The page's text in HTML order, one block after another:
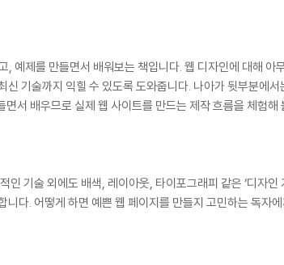
예제를 만들면서 배워보는 책입니다. 웹 디자인에 대해
기술까지 익힐 수 있도록 도와줍니다. 나아가 뒷부분에
서 배우므로 실제 웹 사이트를 만드는 제작 흐름을 체험해
기술 외에도 배색, 레이아웃, 타이포그래피 같은 ‘디자
니다. 어떻게 하면 예쁜 웹 페이지를 만들지 고민하는 독자